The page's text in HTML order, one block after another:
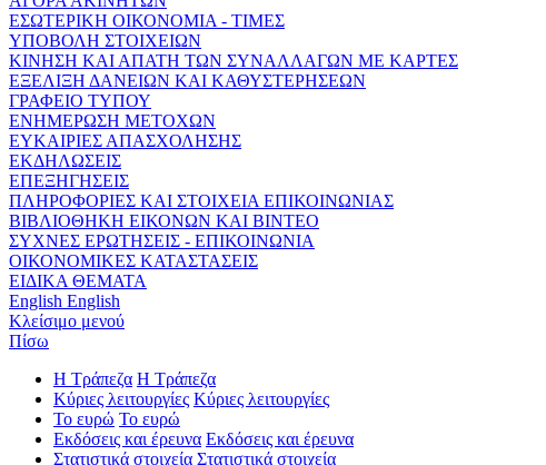
ΕΣΩΤΕΡΙΚΗ ΟΙΚΟΝΟΜΙΑ - ΤΙΜΕΣ
ΥΠΟΒΟΛΗ ΣΤΟΙΧΕΙΩΝ
ΚΙΝΗΣΗ ΚΑΙ ΑΠΑΤΗ ΤΩΝ ΣΥΝΑΛΛΑΓΩΝ ΜΕ ΚΑΡΤΕΣ
ΕΞΕΛΙΞΗ ΔΑΝΕΙΩΝ ΚΑΙ ΚΑΘΥΣΤΕΡΗΣΕΩΝ
ΓΡΑΦΕΙΟ ΤΥΠΟΥ
ΕΝΗΜΕΡΩΣΗ ΜΕΤΟΧΩΝ
ΕΥΚΑΙΡΙΕΣ ΑΠΑΣΧΟΛΗΣΗΣ
ΕΚΔΗΛΩΣΕΙΣ
ΕΠΕΞΗΓΗΣΕΙΣ
ΠΛΗΡΟΦΟΡΙΕΣ ΚΑΙ ΣΤΟΙΧΕΙΑ ΕΠΙΚΟΙΝΩΝΙΑΣ
ΒΙΒΛΙΟΘΗΚΗ ΕΙΚΟΝΩΝ ΚΑΙ ΒΙΝΤΕΟ
ΣΥΧΝΕΣ ΕΡΩΤΗΣΕΙΣ - ΕΠΙΚΟΙΝΩΝΙΑ
ΟΙΚΟΝΟΜΙΚΕΣ ΚΑΤΑΣΤΑΣΕΙΣ
ΕΙΔΙΚΑ ΘΕΜΑΤΑ
English English
Κλείσιμο μενού
Πίσω
Η Τράπεζα Η Τράπεζα
Κύριες λειτουργίες Κύριες λειτουργίες
Το ευρώ Το ευρώ
Εκδόσεις και έρευνα Εκδόσεις και έρευνα
Στατιστικά στοιχεία Στατιστικά στοιχεία